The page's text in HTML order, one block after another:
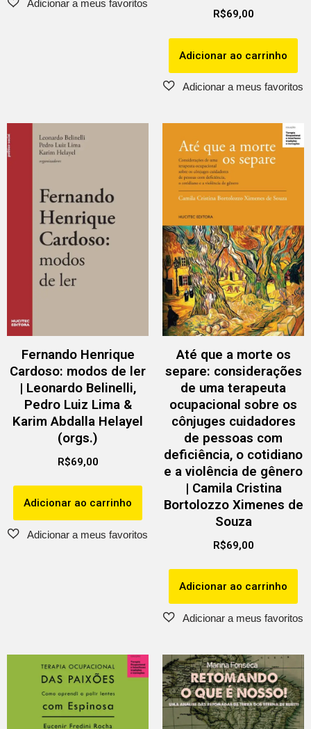
R$69,00
Adicionar ao carrinho
Fernando Henrique
Cardoso: modos de ler
| Leonardo Belinelli,
Pedro Luiz Lima &
Karim Abdalla Helayel
(orgs.)
R$69,00
Adicionar ao carrinho
Até que a morte os
separe: considerações
de uma terapeuta
ocupacional sobre os
cônjuges cuidadores
de pessoas com
deficiência, o cotidiano
e a violência de gênero
| Camila Cristina
Bortolozzo Ximenes de
Souza
R$69,00
Adicionar ao carrinho